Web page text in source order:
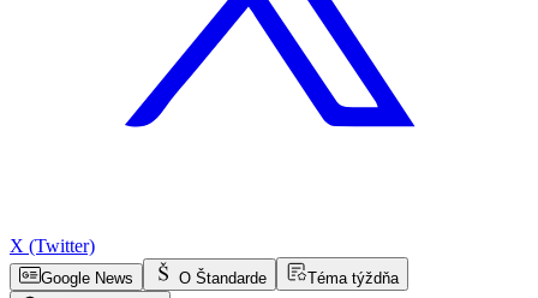
X (Twitter)
Google News O Štandarde
Téma týždňa